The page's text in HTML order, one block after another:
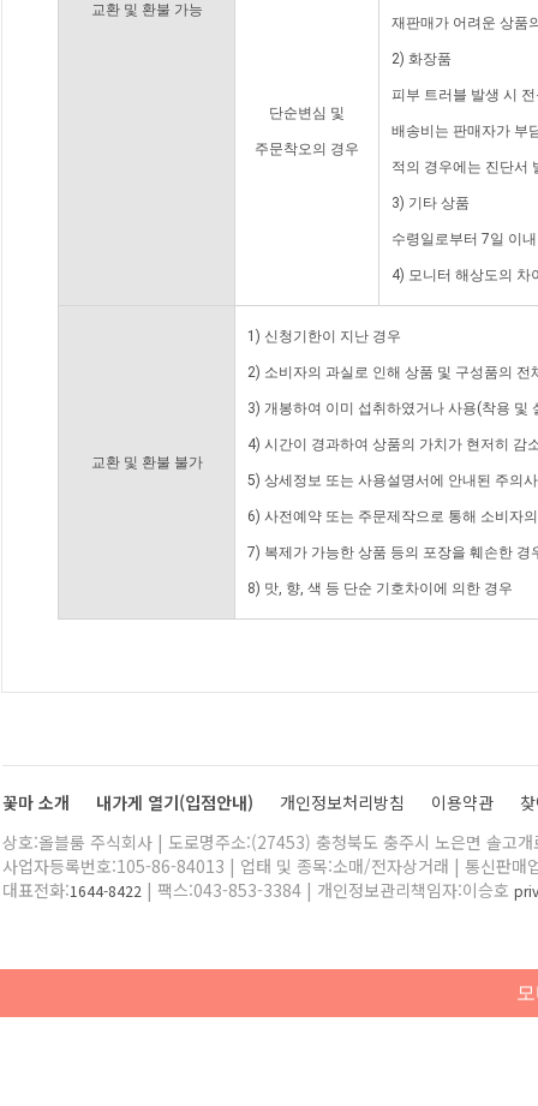
교환 및 환불 가능
단순변심 및
주문착오의 경우
재판매가 어려운 상품
2) 화장품
피부 트러블 발생 시
배송비는 판매자가 부
적의 경우에는 진단서
3) 기타 상품
수령일로부터 7일 이
4) 모니터 해상도의 차
교환 및 환불 불가
1) 신청기한이 지난 경우
2) 소비자의 과실로 인해 상품 및 구성품의
3) 개봉하여 이미 섭취하였거나 사용(착용 및
4) 시간이 경과하여 상품의 가치가 현저히 감
5) 상세정보 또는 사용설명서에 안내된 주의
6) 사전예약 또는 주문제작으로 통해 소비자
7) 복제가 가능한 상품 등의 포장을 훼손한 경
8) 맛, 향, 색 등 단순 기호차이에 의한 경우
꽃마 소개 내가게 열기(입점안내) 개인정보처리방침 이용약관
상호:올블룸 주식회사 | 도로명주소:(27453) 충청북도 충주시 노은면 솔고
사업자등록번호:105-86-84013 | 업태 및 종목:소매/전자상거래 | 통신판매
대표전화:1644-8422 | 팩스:043-853-3384 | 개인정보관리책임자:이승호